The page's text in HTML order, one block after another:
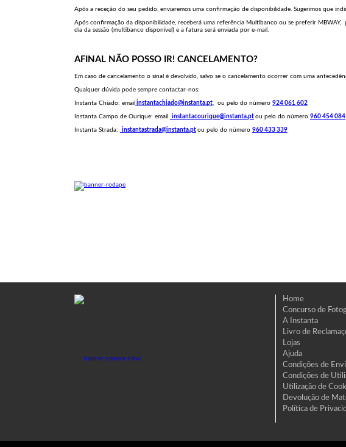
Após a receção do seu pedido, enviaremos uma confirmação de disponibilidade. Sugerimos que
Após confirmação da disponibilidade, receberá uma referência Multibanco ou se preferir
dia da sessão (multibanco disponível) e a fatura será enviada por e-mail.
AFINAL NÃO POSSO IR! CANCELAMENTO?
Em caso de cancelamento o sinal é devolvido, salvo se o cancelamento ocorrer com uma
Qualquer dúvida pode sempre contactar-nos:
Instanta Chiado: email instantachiado@instanta.pt, ou pelo do número 924 061 602
Instanta Campo de Ourique: email instantacourique@instanta.pt ou pelo do número 960 454 084
Instanta Strada: instantastrada@instanta.pt ou pelo do número 960 433 339
Home
Concurso de
A Instanta
Livro de
Lojas
Ajuda
Condições de
Condições de
Utilização de
Devolução de
Política de